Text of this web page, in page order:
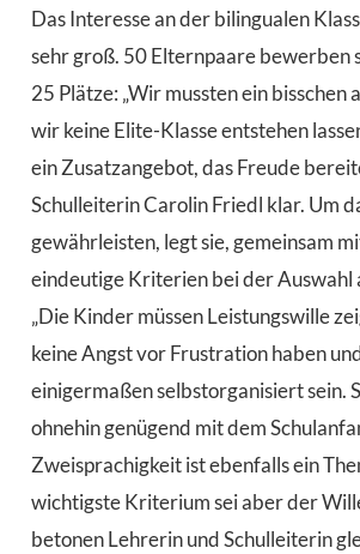
Das Interesse an der bilingualen
sehr groß. 50 Elternpaare bewerben
25 Plätze: „Wir mussten ein bisschen
wir keine Elite-Klasse entstehen
ein Zusatzangebot, das Freude
Schulleiterin Carolin Friedl klar. Um
gewährleisten, legt sie, gemeinsam
eindeutige Kriterien bei der Auswahl
„Die Kinder müssen Leistungswille
keine Angst vor Frustration haben
einigermaßen selbstorganisiert sein.
ohnehin genügend mit dem
Zweisprachigkeit ist ebenfalls ein
wichtigste Kriterium sei aber der
betonen Lehrerin und Schulleiterin